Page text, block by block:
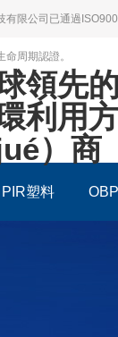
有限公司已通過
周期認證。
領先
利用
jué）商
PIR塑料